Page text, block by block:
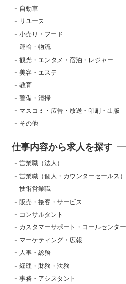
自動車
リユース
小売り・フード
運輸・物流
観光・エンタメ・宿泊・レジャー
美容・エステ
教育
警備・清掃
マスコミ・広告・放送・印刷・出版
その他
仕事内容から求人を探す
営業職（法人）
営業職（個人・カウンターセールス）
技術営業職
販売・接客・サービス
コンサルタント
カスタマーサポート・コールセンター
マーケティング・広報
人事・総務
経理・財務・法務
事務・アシスタント